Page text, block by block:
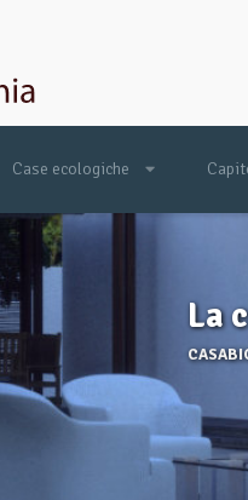
Case ecologiche
La